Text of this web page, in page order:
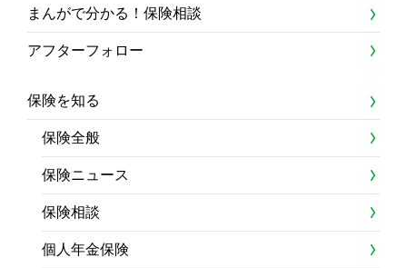
まんがで分かる！保険相談
アフターフォロー
保険を知る
保険全般
保険ニュース
保険相談
個人年金保険